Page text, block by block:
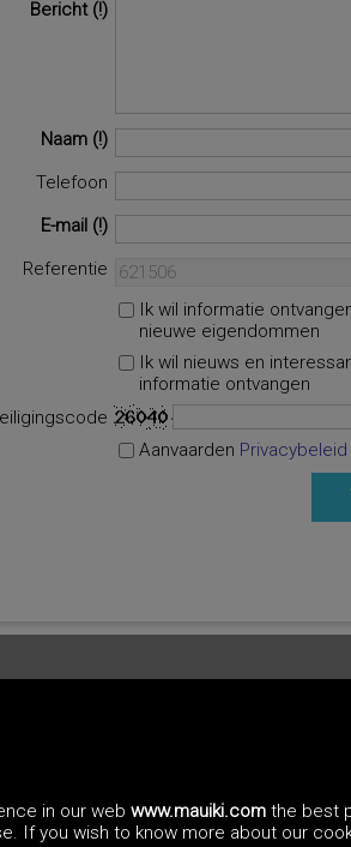
Bericht
Naam
Telefoon
E-mail
Referentie
Ik wil informatie
nieuwe eigendommen
Ik wil nieuws en
informatie ontvangen
Aanvaarden Privacybeleid
in our webwww.mauiki.com the best
If you wish to know more about our